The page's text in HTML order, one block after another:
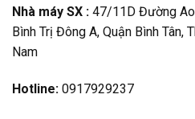
Nhà máy SX : 47/11D Đường
Bình Trị Đông A, Quận Bình Tân,
Nam
Hotline: 0917929237